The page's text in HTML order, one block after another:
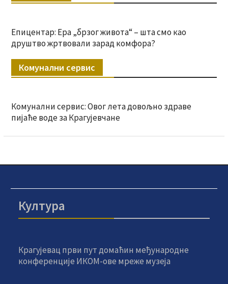
Епицентар: Ера „брзог живота“ – шта смо као
друштво жртвовали зарад комфора?
Комунални сервис
Комунални сервис: Овог лета довољно здраве
пијаће воде за Крагујевчане
Култура
Крагујевац први пут домаћин међународне
конференције ИКОМ-ове мреже музеја